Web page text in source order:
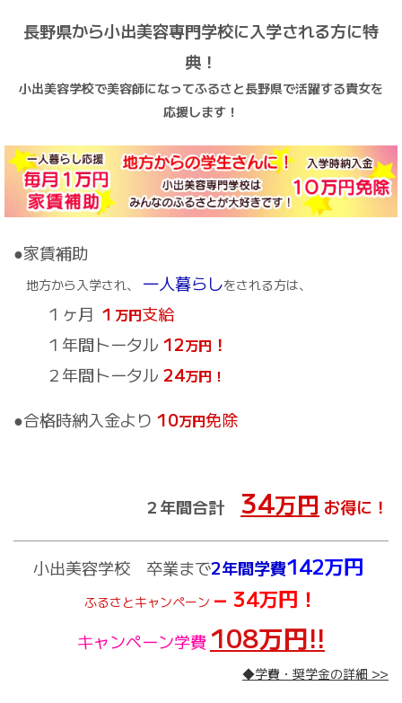
長野県から小出美容専門学校に入学される方に特
典！
小出美容学校で美容師になってふるさと長野県で活躍する貴女を
応援します！
●家賃補助
地方から入学され、 一人暮らしをされる方は、
１ヶ月 １ 万円支給
１年間トータル 12万円 ！
２年間トータル 24万円！
●合格時納入金より 10万円免除
２年間合計 34万円 お得に！
小出美容学校 卒業まで2年間学費142万円
ふるさとキャンペーン − 34万円！
キャンペーン学費108万円!!
◆学費・奨学金の詳細 >>